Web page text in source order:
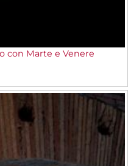
con Marte e Venere